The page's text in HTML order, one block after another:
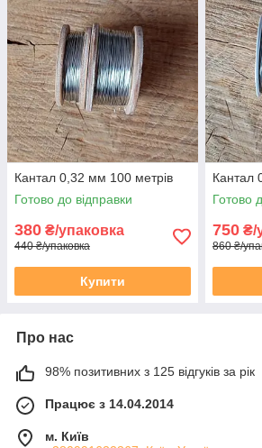
Кантал 0,32 мм 100 метрів
Готово до відправки
380 ₴/упаковка
440 ₴/упаковка
Купити
Кантал
Готово
750 ₴/
860 ₴/
Про нас
98% позитивних з 125 відгуків за рік
Працює з 14.04.2014
м. Київ